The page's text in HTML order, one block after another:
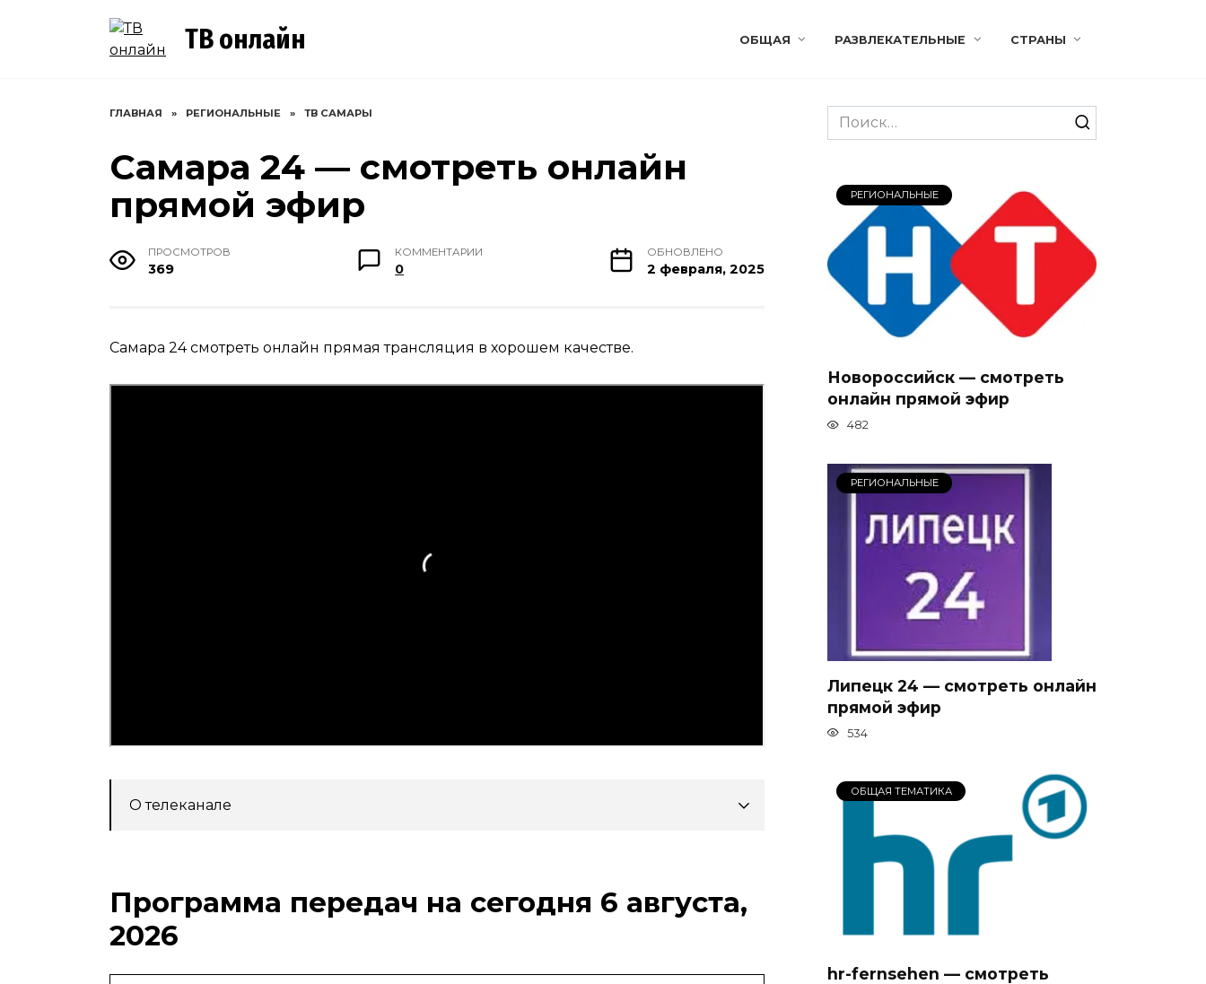
ТВ онлайн ОБЩАЯ РАЗВЛЕКАТЕЛЬНЫЕ СТРАНЫ
ГЛАВНАЯ » РЕГИОНАЛЬНЫЕ » ТВ САМАРЫ
Самара 24 — смотреть онлайн
прямой эфир
ПРОСМОТРОВ
369
КОММЕНТАРИИ
0
ОБНОВЛЕНО
2 февраля, 2025
Самара 24 смотреть онлайн прямая трансляция в хорошем качестве.
О телеканале
Программа передач на сегодня 6 августа,
2026
Search
for:
РЕГИОНАЛЬНЫЕ
Новороссийск — смотреть
онлайн прямой эфир
482
РЕГИОНАЛЬНЫЕ
Липецк 24 — смотреть онлайн
прямой эфир
534
ОБЩАЯ ТЕМАТИКА
hr-fernsehen — смотреть